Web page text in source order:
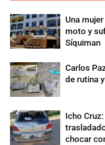
Una
moto y
Síquiman
Carlos
de rutina
Icho
chocar